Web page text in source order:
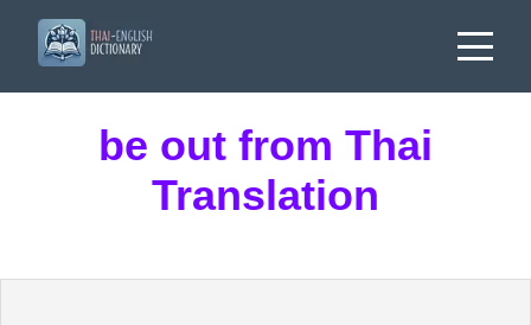
be out from Thai
Translation